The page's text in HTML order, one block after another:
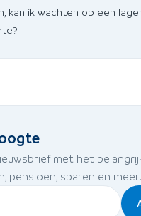
kan ik wachten op een
met het
pensioen, sparen en meer.